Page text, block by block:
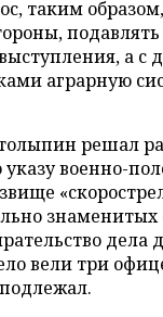
таким
подавлять
а с
аграрную
решал
указу военно-
знаменитых
дела
вели три